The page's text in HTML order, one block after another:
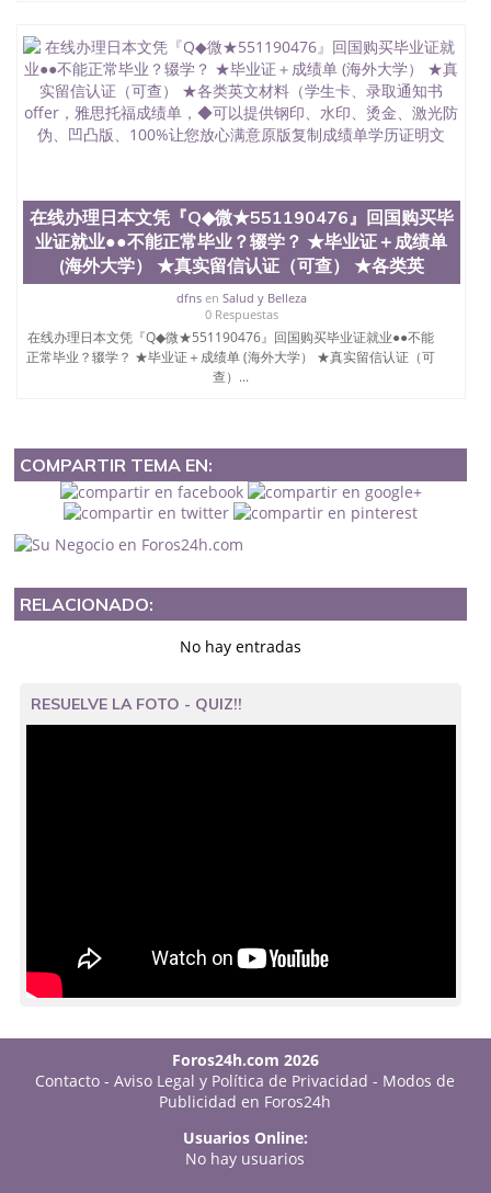
在线办理日本文凭『Q◆微★551190476』回国购买毕
业证就业●●不能正常毕业？辍学？ ★毕业证＋成绩单
(海外大学） ★真实留信认证（可查） ★各类英
dfnsen Salud y Belleza
0 Respuestas
在线办理日本文凭『Q◆微★551190476』回国购买毕业证就业●●不能
正常毕业？辍学？ ★毕业证＋成绩单 (海外大学） ★真实留信认证（可
查）...
COMPARTIR TEMA EN:
RELACIONADO:
No hay entradas
RESUELVE LA FOTO - QUIZ!!
Foros24h.com 2026
Contacto -Aviso Legal y Política de Privacidad - Modos de
Publicidad en Foros24h
Usuarios Online:
No hay usuarios